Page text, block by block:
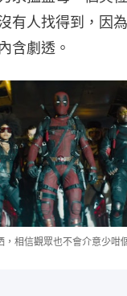
有人找得到，因
含劇透。
，相信觀眾也不會介意少咁